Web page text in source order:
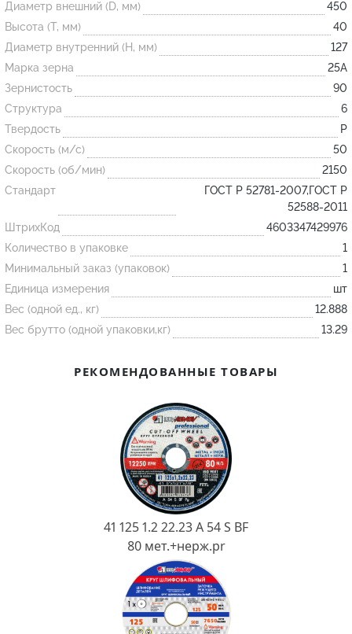
Огнеупорные
изделия
Скачать каталог
Тигель
Муфель
Черпак
Шербер
Трубка
Стержень
Пробка
Подставка
Лодочка
Контакт
Огнеупорная SiC смесь
Диаметр внешний (D, мм)
450
Высота (T, мм)
40
Диаметр внутренний (H, мм)
127
Марка зерна
25А
Зернистость
90
Структура
6
Твердость
P
Скорость (м/с)
50
Скорость (об/мин)
2150
Стандарт
ГОСТ Р 52781-2007,ГОСТ Р
52588-2011
ШтрихКод
4603347429976
Количество в упаковке
1
Минимальный заказ (упаковок)
1
Единица измерения
шт
Вес (одной ед., кг)
12.888
Вес брутто (одной упаковки,кг)
13.29
РЕКОМЕНДОВАННЫЕ ТОВАРЫ
41 125 1.2 22.23 A 54 S BF
80 мет.+нерж.pr